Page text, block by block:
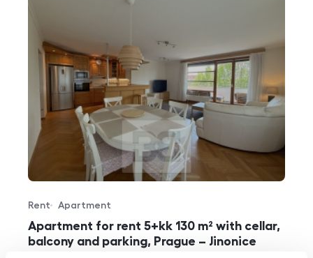
Apartment for rent 5+kk 130 m² with cellar,
balcony and parking, Prague – Jinonice
Offer type
Rent
Property type
Apartment